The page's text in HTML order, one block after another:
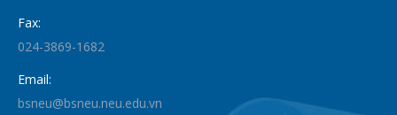
Fax:
024-3869-1682
Email:
bsneu@bsneu.neu.edu.vn